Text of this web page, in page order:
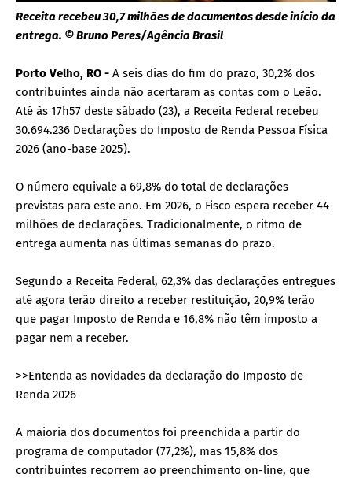
Receita recebeu 30,7 milhões de documentos desde início da
entrega. © Bruno Peres/Agência Brasil
Porto Velho, RO - A seis dias do fim do prazo, 30,2% dos
contribuintes ainda não acertaram as contas com o Leão.
Até às 17h57 deste sábado (23), a Receita Federal recebeu
30.694.236 Declarações do Imposto de Renda Pessoa Física
2026 (ano-base 2025).
O número equivale a 69,8% do total de declarações
previstas para este ano. Em 2026, o Fisco espera receber 44
milhões de declarações. Tradicionalmente, o ritmo de
entrega aumenta nas últimas semanas do prazo.
Segundo a Receita Federal, 62,3% das declarações entregues
até agora terão direito a receber restituição, 20,9% terão
que pagar Imposto de Renda e 16,8% não têm imposto a
pagar nem a receber.
>>Entenda as novidades da declaração do Imposto de
Renda 2026
A maioria dos documentos foi preenchida a partir do
programa de computador (77,2%), mas 15,8% dos
contribuintes recorrem ao preenchimento on-line, que